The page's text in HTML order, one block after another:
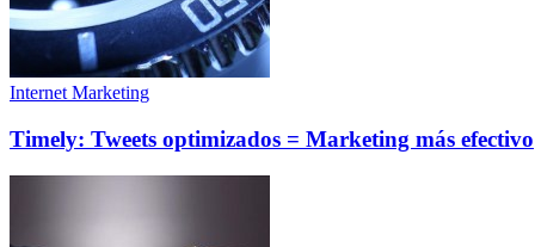
Internet Marketing
Timely: Tweets optimizados = Marketing más efectivo